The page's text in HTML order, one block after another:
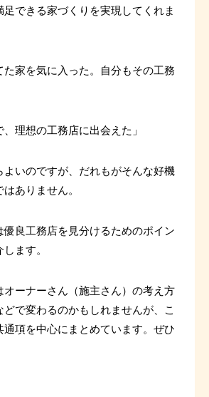
できる家づくりを実現してくれま
た家を気に入った。自分もその工務
、理想の工務店に出会えた」
よいのですが、だれもがそんな好機
ありません。
優良工務店を見分けるためのポイン
ます。
オーナーさん（施主さん）の考え方
で変わるのかもしれませんが、こ
通項を中心にまとめています。ぜひ